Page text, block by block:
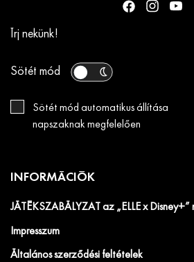
Írj nekünk!
Sötét mód
Sötét mód automatikus állítása
napszaknak megfelelően
INFORMÁCIÓK
JÁTÉKSZABÁLYZAT az „ELLE x
Impresszum
Általános szerződési feltételek